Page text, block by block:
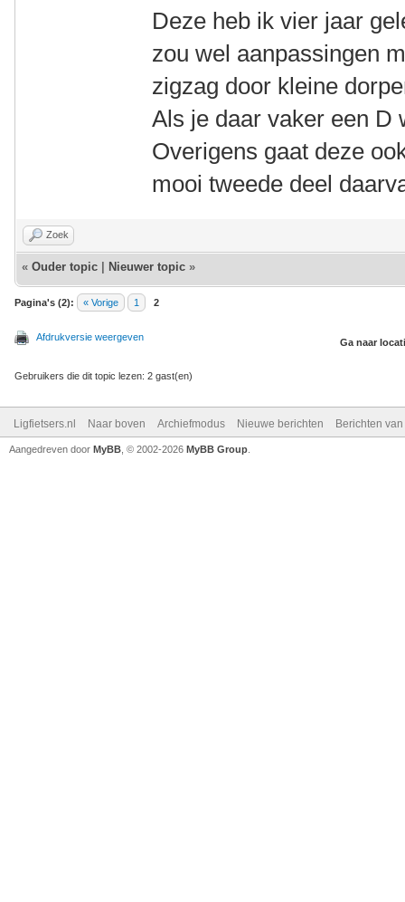
Deze heb ik vier jaar
zou wel aanpassingen
zigzag door kleine
Als je daar vaker een D
Overigens gaat deze
mooi tweede deel
Zoek
« Ouder topic Nieuwer topic »
Pagina's (2): « Vorige 1 2
Afdrukversie weergeven Ga naar
Gebruikers die dit topic lezen: 2 gast(en)
Ligfietsers.nl Naar boven Archiefmodus Nieuwe berichten Berichten
Aangedreven door MyBB , © 2002-2026 MyBB Group